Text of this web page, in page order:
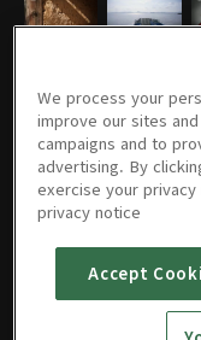
747회
03/26/2026 • 49분
746회
We process your
improve our sites
campaigns and to
advertising. By
exercise your
privacy notice
Accept